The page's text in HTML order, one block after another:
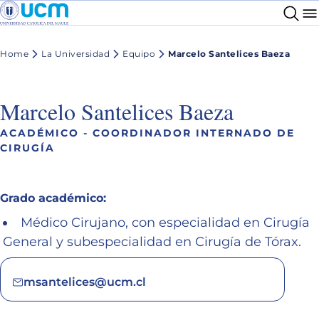
Home La Universidad Equipo Marcelo Santelices Baeza
Marcelo Santelices Baeza
ACADÉMICO - COORDINADOR INTERNADO DE
CIRUGÍA
Grado académico:
Médico Cirujano, con especialidad en Cirugía
General y subespecialidad en Cirugía de Tórax.
msantelices@ucm.cl